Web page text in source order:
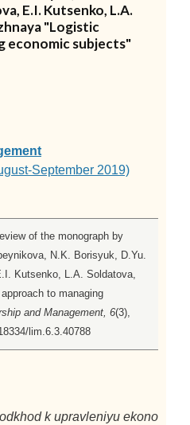
E.I. Kutsenko, L.A.
"Logistic
economic subjects"
September 2019)
of the monograph by
N.K. Borisyuk, D.Yu.
Kutsenko, L.A. Soldatova,
to managing
and Management, 6(3),
lim.6.3.40788
k upravleniyu ekono